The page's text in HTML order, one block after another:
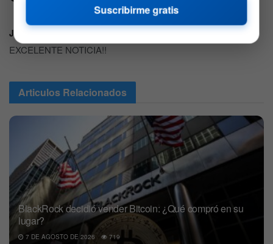
JORGE
EXCELENTE NOTICIA!!
Articulos Relacionados
BlackRock decidió vender Bitcoin: ¿Qué compró en su
lugar?
7 DE AGOSTO DE 2026 719
Suscribirme gratis